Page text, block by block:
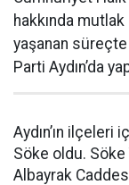
hakkında mutlak
yaşanan süreçte
Parti Aydın’da
Aydın’ın ilçeleri
Söke oldu.
Albayrak